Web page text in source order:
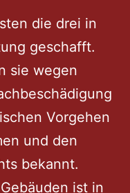
die drei in
geschafft.
sie wegen
Vorgehen
und den
bekannt.
ist in